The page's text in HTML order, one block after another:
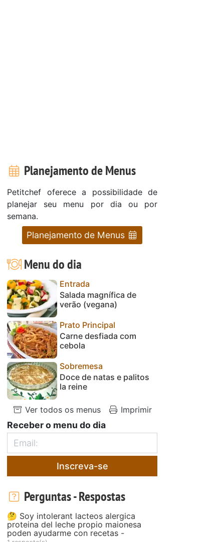
Planejamento de Menus
Petitchef oferece a possibilidade de
planejar seu menu por dia ou por
semana.
Planejamento de Menus
Menu do dia
Entrada
Salada magnífica de
verão (vegana)
Prato Principal
Carne desfiada com
cebola
Sobremesa
Doce de natas e palitos
la reine
Ver todos os menus Imprimir
Receber o menu do dia
Inscreva-se
Perguntas - Respostas
🤔 Soy intolerant lacteos alergica
proteina del leche propio maionesa
poden ayudarme con recetas -